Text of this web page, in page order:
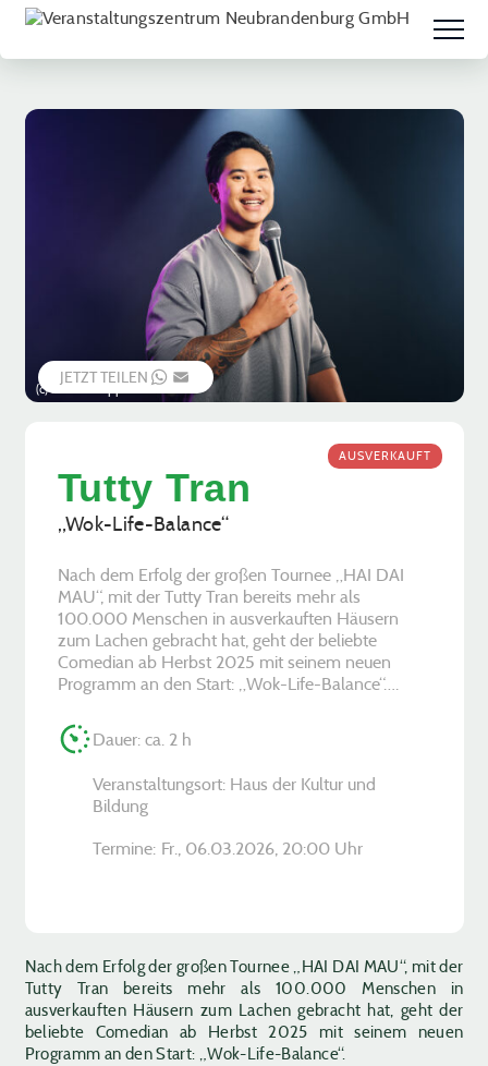
Nach dem Erfolg der großen Tournee „HAI DAI MAU“, mit der
Tutty Tran bereits mehr als 100.000 Menschen in
ausverkauften Häusern zum Lachen gebracht hat, geht der
beliebte Comedian ab Herbst 2025 mit seinem neuen
Programm an den Start: „Wok-Life-Balance“.
(c) Marvin Ruppert
JETZT TEILEN WHATSAPP
EMAIL
AUSVERKAUFT
Tutty Tran
„Wok-Life-Balance“
Nach dem Erfolg der großen Tournee „HAI DAI
MAU“, mit der Tutty Tran bereits mehr als
100.000 Menschen in ausverkauften Häusern
zum Lachen gebracht hat, geht der beliebte
Comedian ab Herbst 2025 mit seinem neuen
Programm an den Start: „Wok-Life-Balance“….
Dauer: ca. 2 h
Veranstaltungsort: Haus der Kultur und
Bildung
Termine: Fr., 06.03.2026, ­20:00 Uhr